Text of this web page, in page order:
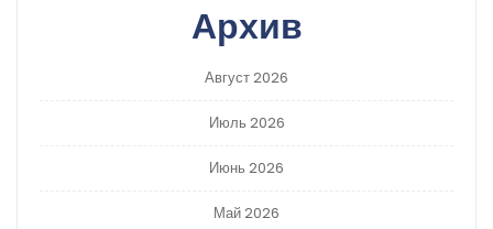
Архив
Август 2026
Июль 2026
Июнь 2026
Май 2026